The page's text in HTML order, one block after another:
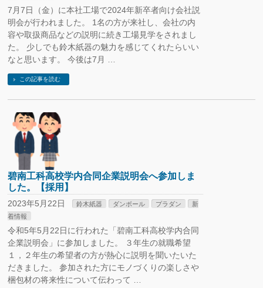
7月7日（金）に本社工場で2024年新卒者向け会社説
明会が行われました。 1名の方が来社し、会社の内
容や取扱商品などの説明に続き工場見学をされまし
た。 少しでも鈴木紙器の魅力を感じてくれたらいい
なと思います。 今後は7月 …
この記事を読む
碧南工科高校学内合同企業説明会へ参加しま
した。【採用】
2023年5月22日 鈴木紙器 ダンボール プラダン
新
着情報
令和5年5月22日に行われた「碧南工科高校学内合同
企業説明会」に参加しました。 ３年生の就職希望
１，２年生の希望者の方が熱心に説明を聞いたいた
だきました。 参加された方にモノづくりの楽しさや
梱包材の将来性について伝わって …